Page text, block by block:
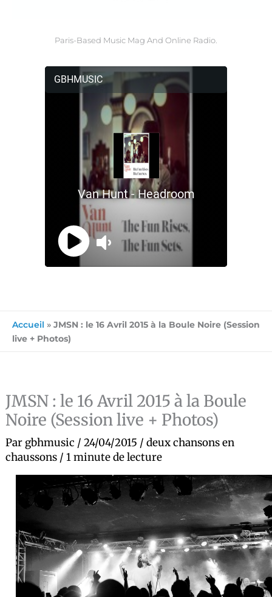
Paris-Based Music Mag And Online Radio.
Accueil » JMSN : le 16 Avril 2015 à la Boule Noire (Session
live + Photos)
JMSN : le 16 Avril 2015 à la Boule
Noire (Session live + Photos)
Par gbhmusic /24/04/2015 /deux chansons en
chaussons /1 minute de lecture